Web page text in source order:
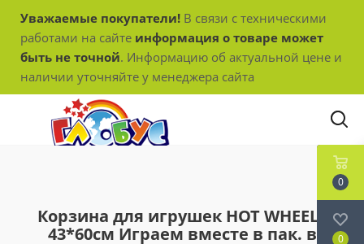
Уважаемые покупатели! В связи с техническими
работами на сайте информация о товаре может
быть не точной. Информацию об актуальной цене и
наличии уточняйте у менеджера сайта
Корзина для игрушек HOT WHEELS
43*60см Играем вместе в пак. в
0
0